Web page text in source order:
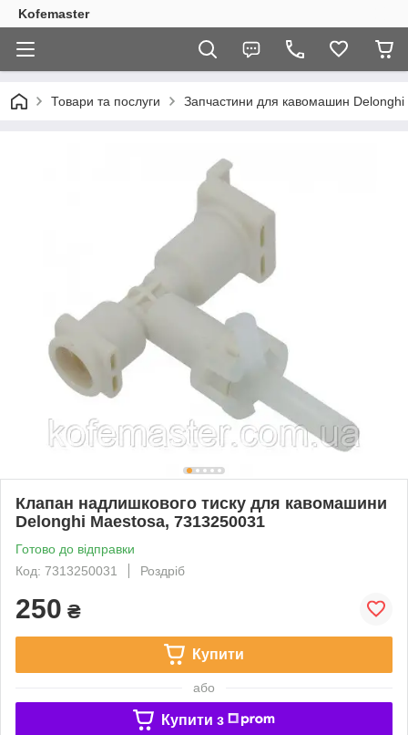
Kofemaster
Товари та послуги Запчастини для кавомашин Delonghi
Клапан надлишкового тиску для кавомашини
Delonghi Maestosa, 7313250031
Готово до відправки
Код: 7313250031
Роздріб
250 ₴
Купити
або
Купити з